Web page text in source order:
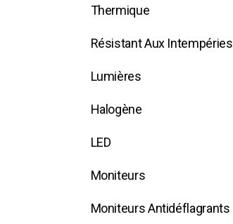
Thermique
Résistant Aux Intempéries
Lumières
Halogène
LED
Moniteurs
Moniteurs Antidéflagrants